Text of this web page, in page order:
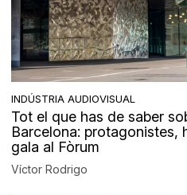
INDÚSTRIA AUDIOVISUAL
Tot el que has de saber
Barcelona: protagonistes,
gala al Fòrum
Víctor Rodrigo